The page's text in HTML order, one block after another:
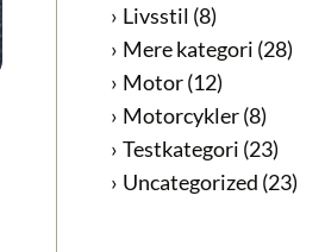
Livsstil (8)
Mere kategori (28)
Motor(12)
Motorcykler(8)
Testkategori (23)
Uncategorized (23)